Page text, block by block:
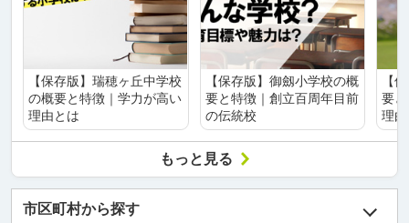
【保存版】瑞穂ヶ丘中学校
の概要と特徴｜学力が高い
理由とは
【保存版】御劔小学校の概
要と特徴｜創立百周年目前
の伝統校
【
要
理
もっと見る
市区町村から探す